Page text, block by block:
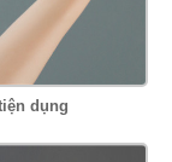
dụng